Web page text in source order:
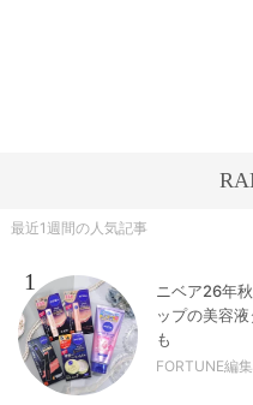
最近1週間の人気記事
1
ニベア26年
ップの美容
も
FORTUNE編